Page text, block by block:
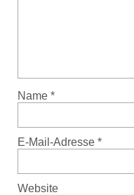
Name *
E-Mail-Adresse *
Website